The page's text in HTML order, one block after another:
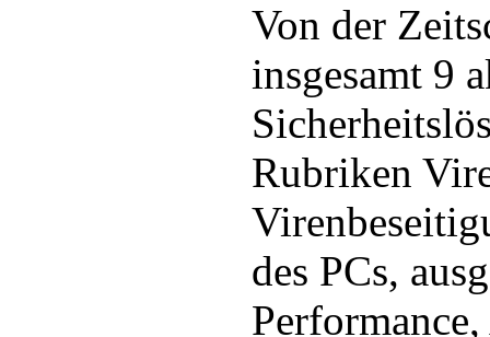
Von der
insgesamt 9
Rubriken
des PCs,